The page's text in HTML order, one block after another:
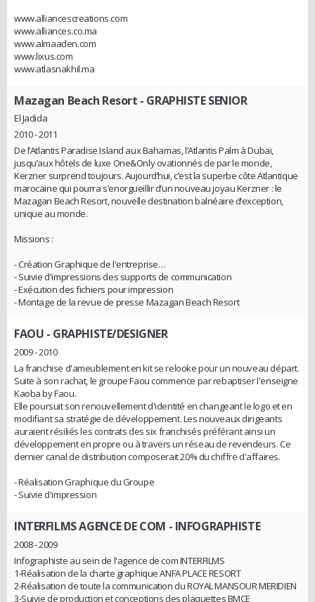
www.alliancescreations.com
www.alliances.co.ma
www.almaaden.com
www.lixus.com
www.atlasnakhil.ma
Mazagan Beach Resort - GRAPHISTE SENIOR
El Jadida
2010 - 2011
De l’Atlantis Paradise Island aux Bahamas, l’Atlantis Palm à Dubaï,
jusqu’aux hôtels de luxe One&Only ovationnés de par le monde,
Kerzner surprend toujours. Aujourd’hui, c’est la superbe côte Atlantique
marocaine qui pourra s’enorgueillir d’un nouveau joyau Kerzner : le
Mazagan Beach Resort, nouvelle destination balnéaire d’exception,
unique au monde.
Missions :
- Création Graphique de l'entreprise…
- Suivie d'impressions des supports de communication
- Exécution des fichiers pour impression
- Montage de la revue de presse Mazagan Beach Resort
FAOU - GRAPHISTE/DESIGNER
2009 - 2010
La franchise d'ameublement en kit se relooke pour un nouveau départ.
Suite à son rachat, le groupe Faou commence par rebaptiser l'enseigne
Kaoba by Faou.
Elle poursuit son renouvellement d'identité en changeant le logo et en
modifiant sa stratégie de développement. Les nouveaux dirigeants
auraient résiliés les contrats des six franchisés préférant ainsi un
développement en propre ou à travers un réseau de revendeurs. Ce
dernier canal de distribution composerait 20% du chiffre d'affaires.
- Réalisation Graphique du Groupe
- Suivie d'impression
INTERFILMS AGENCE DE COM - INFOGRAPHISTE
2008 - 2009
Infographiste au sein de l'agence de com INTERFILMS
1-Réalisation de la charte graphique ANFA PLACE RESORT
2-Réalisation de toute la communication du ROYAL MANSOUR MERIDIEN
3-Suivie de production et conceptions des plaquettes BMCE